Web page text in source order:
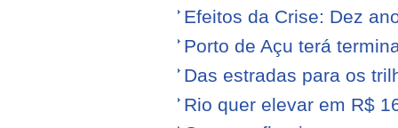
Efeitos da Crise: Dez
Porto de Açu terá
Das estradas para os
Rio quer elevar em R$